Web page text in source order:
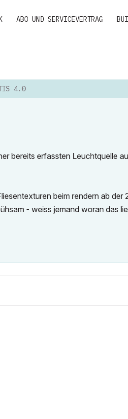
ABO UND SERVICEVERTRAG
4.0
bereits erfassten Leuchtquelle
beim rendern ab der
- weiss jemand woran das